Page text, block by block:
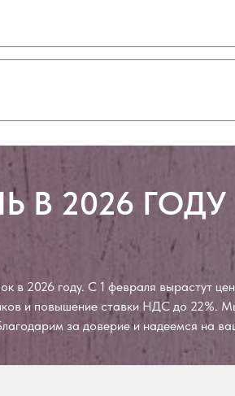
В 2026 ГОДУ
в 2026 году. С 1 февраля вырастут
и повышение ставки НДС до 22%.
за доверие и надеемся на